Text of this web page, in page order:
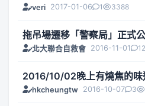
veri 2017-01-06 1 3388
拖吊場遷移「警察局」正式
北大聯合自救會 2016-11-01 12
2016/10/02晚上有燒焦的味
hkcheungtw 2016-10-07 3